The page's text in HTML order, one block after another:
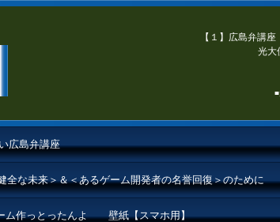
【１】広島弁講
光大
■
広島弁講座
全な未来＞＆＜あるゲーム開発者の名誉回復＞のために
ム作っとったんよ 壁紙【スマホ用】